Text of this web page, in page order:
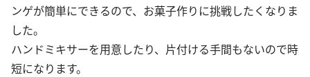
ンゲが簡単にできるので、お菓子作りに挑戦したくなりま
した。
ハンドミキサーを用意したり、片付ける手間もないので時
短になります。